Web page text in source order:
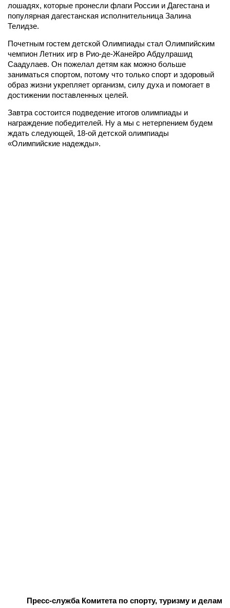
лошадях, которые пронесли флаги России и Дагестана и
популярная дагестанская исполнительница Залина
Телидзе.
Почетным гостем детской Олимпиады стал Олимпийским
чемпион Летних игр в Рио-де-Жанейро Абдулрашид
Саадулаев. Он пожелал детям как можно больше
заниматься спортом, потому что только спорт и здоровый
образ жизни укрепляет организм, силу духа и помогает в
достижении поставленных целей.
Завтра состоится подведение итогов олимпиады и
награждение победителей. Ну а мы с нетерпением будем
ждать следующей, 18-ой детской олимпиады
«Олимпийские надежды».
Пресс-служба Комитета по спорту, туризму и делам